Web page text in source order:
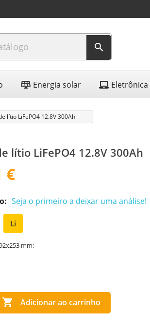

Energia solar Eletrônica
lítio LiFePO4 12.8V 300Ah
lítio LiFePO4 12.8V 300Ah
€
Seja o primeiro a deixar uma análise!
Li
mm;
 Adicionar ao carrinho